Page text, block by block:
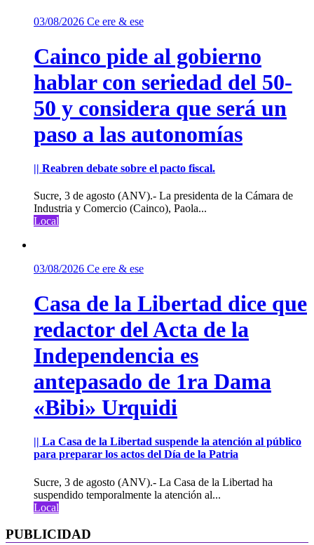
03/08/2026 Ce ere & ese
Cainco pide al gobierno
hablar con seriedad del 50-
50 y considera que será un
paso a las autonomías
|| Reabren debate sobre el pacto fiscal.
Sucre, 3 de agosto (ANV).- La presidenta de la Cámara de
Industria y Comercio (Cainco), Paola...
Local
03/08/2026 Ce ere & ese
Casa de la Libertad dice que
redactor del Acta de la
Independencia es
antepasado de 1ra Dama
«Bibi» Urquidi
|| La Casa de la Libertad suspende la atención al público
para preparar los actos del Día de la Patria
Sucre, 3 de agosto (ANV).- La Casa de la Libertad ha
suspendido temporalmente la atención al...
Local
PUBLICIDAD